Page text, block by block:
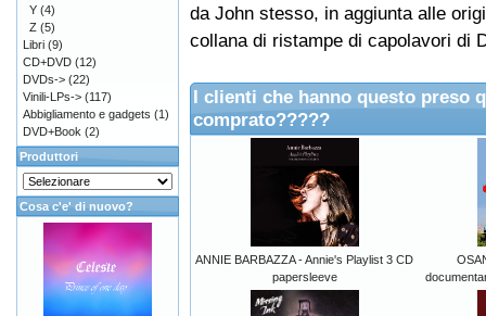
da John stesso, in aggiunta alle
collana di ristampe di capolavori di
I clienti che hanno questo preso
comprato?????
ANNIE BARBAZZA - Annie's Playlist 3 CD
papersleeve
Y (4)
Z (5)
Libri (9)
CD+DVD (12)
DVDs-> (22)
Vinili-LPs-> (117)
Abbigliamento e gadgets (1)
DVD+Book (2)
Produttori
Cosa c'e' di nuovo?